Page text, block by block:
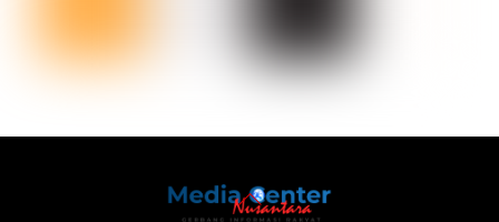
Back
To